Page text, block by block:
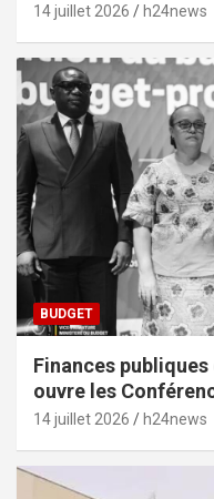
14 juillet 2026 h24news
BUDGET
Finances
ouvre les
prélude au budget-
14 juillet 2026 h24news